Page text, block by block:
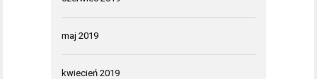
maj 2019
kwiecień 2019